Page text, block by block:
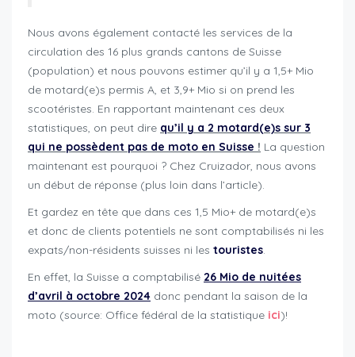
Nous avons également contacté les services de la
circulation des 16 plus grands cantons de Suisse
(population) et nous pouvons estimer qu’il y a 1,5+ Mio
de motard(e)s permis A, et 3,9+ Mio si on prend les
scootéristes. En rapportant maintenant ces deux
statistiques, on peut dire qu’il y a 2 motard(e)s sur 3
qui ne possèdent pas de moto en Suisse ! La question
maintenant est pourquoi ? Chez Cruizador, nous avons
un début de réponse (plus loin dans l’article).
Et gardez en tête que dans ces 1,5 Mio+ de motard(e)s
et donc de clients potentiels ne sont comptabilisés ni les
expats/non-résidents suisses ni les touristes.
En effet, la Suisse a comptabilisé 26 Mio de nuitées
d’avril à octobre 2024 donc pendant la saison de la
moto (source: Office fédéral de la statistique ici)!